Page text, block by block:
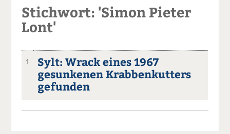
Stichwort: 'Simon Pieter
Lont'
1
Sylt: Wrack eines 1967
gesunkenen Krabbenkutters
gefunden